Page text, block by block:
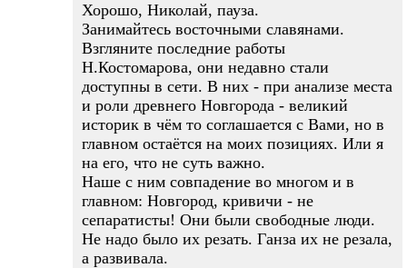
Хорошо, Николай, пауза.
Занимайтесь восточными славянами.
Взгляните последние работы
Н.Костомарова, они недавно стали
доступны в сети. В них - при анализе места
и роли древнего Новгорода - великий
историк в чём то соглашается с Вами, но в
главном остаётся на моих позициях. Или я
на его, что не суть важно.
Наше с ним совпадение во многом и в
главном: Новгород, кривичи - не
сепаратисты! Они были свободные люди.
Не надо было их резать. Ганза их не резала,
а развивала.